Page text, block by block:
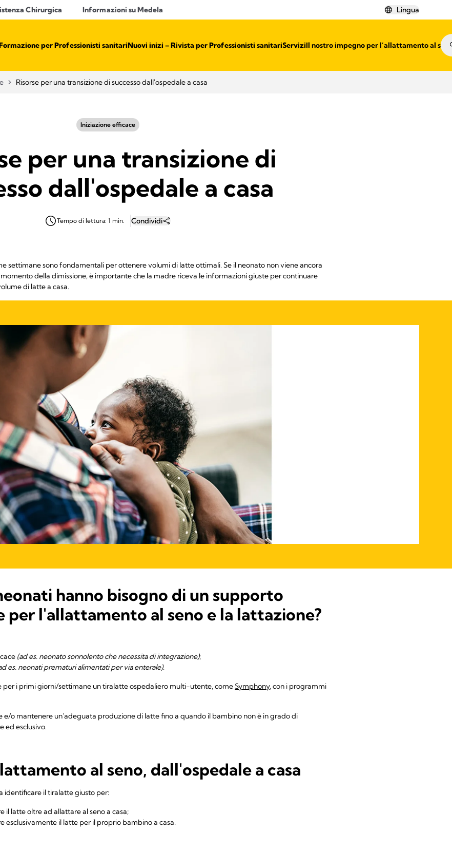
Chirurgica Informazioni su Medela Lingua
per Professionisti sanitari​Nuovi inizi – Rivista per Professionisti sanitari​ServiziIl nostro impegno per l’allattamento al
Risorse per una transizione di successo dall'ospedale a casa
Iniziazione efficace
per una transizione di
dall'ospedale a casa
Tempo di lettura: 1 min. Condividi
settimane sono fondamentali per ottenere volumi di latte ottimali. Se il neonato non viene ancora
della dimissione, è importante che la madre riceva le informazioni giuste per continuare
di latte a casa.
hanno bisogno di un supporto
per l'allattamento al seno e la lattazione?
(ad es. neonato sonnolento che necessita di integrazione);
es. neonati prematuri alimentati per via enterale).
per i primi giorni/settimane un tiralatte ospedaliero multi-utente, comeSymphony, con i programmi
e/o mantenere un'adeguata produzione di latte fino a quando il bambino non è in grado di
ed esclusivo.
al seno, dall'ospedale a casa
identificare il tiralatte giusto per:
il latte oltre ad allattare al seno a casa;
esclusivamente il latte per il proprio bambino a casa.